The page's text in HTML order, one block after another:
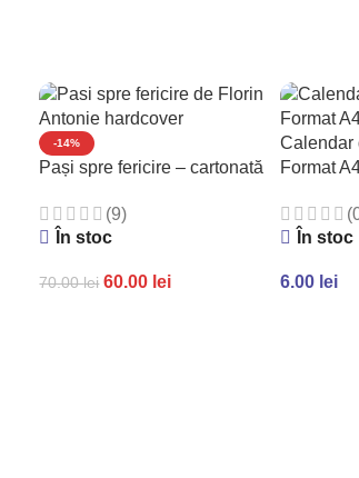
-14%
Pași spre fericire – cartonată
(9)
În stoc
70.00lei 60.00 lei
Calendar
Format
În stoc
6.00 lei